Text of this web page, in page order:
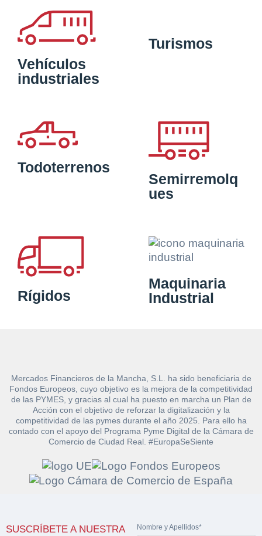
Vehículos
industriales
Turismos
Todoterrenos
Semirremolq
ues
Rígidos
Maquinaria
Industrial
Mercados Financieros de la Mancha, S.L. ha sido beneficiaria de
Fondos Europeos, cuyo objetivo es la mejora de la competitividad
de las PYMES, y gracias al cual ha puesto en marcha un Plan de
Acción con el objetivo de reforzar la digitalización y la
competitividad de las pymes durante el año 2025. Para ello ha
contado con el apoyo del Programa Pyme Digital de la Cámara de
Comercio de Ciudad Real. #EuropaSeSiente
SUSCRÍBETE A NUESTRA
Nombre y Apellidos*
Solicitar
documentación
sobre la peritación
Nombre y Apellidos*
Hacer Oferta
Razón social* CIF/DNI Ofertante*